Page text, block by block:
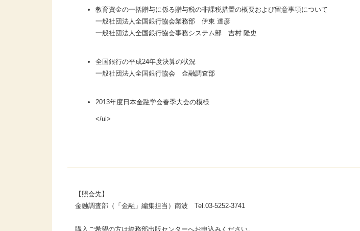
教育資金の一括贈与に係る贈与税の非課税措置の概要および留意事項について
一般社団法人全国銀行協会業務部 伊東 達彦
一般社団法人全国銀行協会事務システム部 吉村 隆史
全国銀行の平成24年度決算の状況
一般社団法人全国銀行協会 金融調査部
2013年度日本金融学会春季大会の模様
</ui>
【照会先】
金融調査部（「金融」編集担当）南波 Tel.03-5252-3741
購入ご希望の方は総務部出版センターへお申込みください。